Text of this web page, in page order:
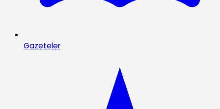
Gazeteler